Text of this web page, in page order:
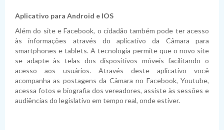
Aplicativo para Android e IOS
Além do site e Facebook, o cidadão também pode ter acesso
às informações através do aplicativo da Câmara para
smartphones e tablets. A tecnologia permite que o novo site
se adapte às telas dos dispositivos móveis facilitando o
acesso aos usuários. Através deste aplicativo você
acompanha as postagens da Câmara no Facebook, Youtube,
acessa fotos e biografia dos vereadores, assiste às sessões e
audiências do legislativo em tempo real, onde estiver.